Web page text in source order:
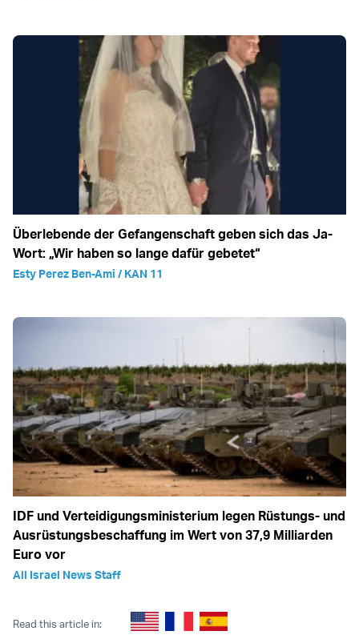
Überlebende der Gefangenschaft geben sich das Ja-
Wort: „Wir haben so lange dafür gebetet“
Esty Perez Ben-Ami / KAN 11
IDF und Verteidigungsministerium legen Rüstungs- und
Ausrüstungsbeschaffung im Wert von 37,9 Milliarden
Euro vor
All Israel News Staff
Read this article in: